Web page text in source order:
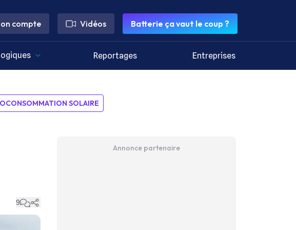
compte Vidéos Batterie ça vaut le coup ?
Reportages Entreprises
SOLAIRE
9
Annonce partenaire